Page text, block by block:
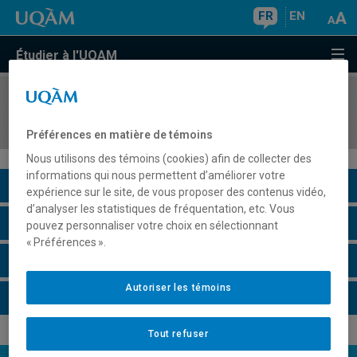
FR EN
Étudier à l'UQAM
COURS//
Description du cours
Horaire - Été 2026
Préférences en matière de témoins
Nous utilisons des témoins (cookies) afin de collecter des
informations qui nous permettent d’améliorer votre
expérience sur le site, de vous proposer des contenus vidéo,
d’analyser les statistiques de fréquentation, etc. Vous
pouvez personnaliser votre choix en sélectionnant
« Préférences ».
Tout refuser
Autoriser les témoins